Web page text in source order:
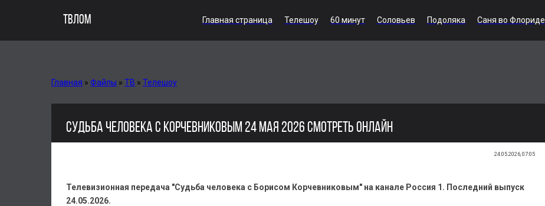
ТВЛОМ Главная страница Телешоу 60 минут Соловьев Подоляка Саня во Флориде
Главная » Файлы » ТВ » Телешоу
СУДЬБА ЧЕЛОВЕКА С КОРЧЕВНИКОВЫМ 24 МАЯ 2026 СМОТРЕТЬ ОНЛАЙН
24.05.2026, 07:05
Телевизионная передача "Судьба человека с Борисом Корчевниковым" на канале Россия 1. Последний выпуск
24.05.2026.